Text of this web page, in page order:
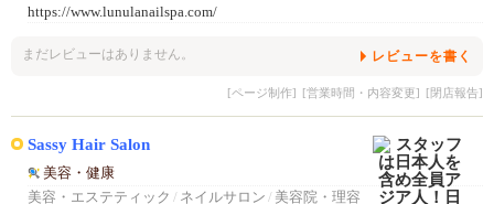
https://www.lunulanailspa.com/
まだレビューはありません。 レビューを書く
[ページ制作] [営業時間・内容変更] [閉店報告]
Sassy Hair Salon
美容・健康
美容・エステティック / ネイルサロン / 美容院・理容